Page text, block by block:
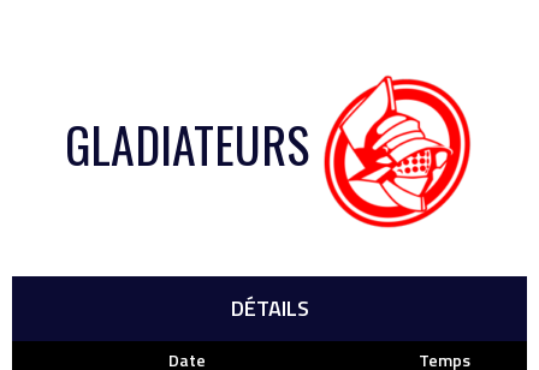
GLADIATEURS
DÉTAILS
Date
Temps